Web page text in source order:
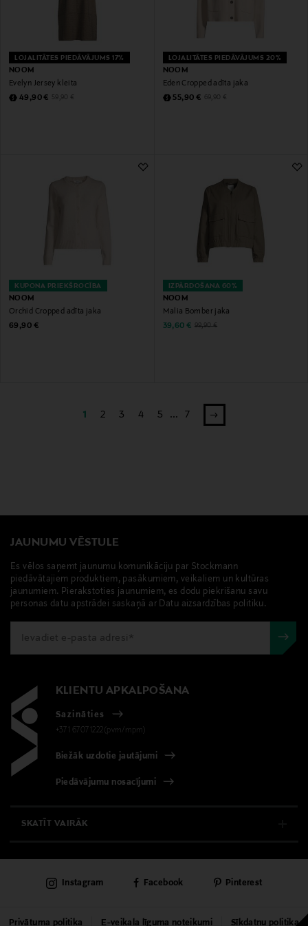
LOJALITĀTES PIEDĀVĀJUMS 17%
NOOM
Evelyn Jersey kleita
Discounted Price
49,90 € Original Price
59,90 €
LOJALITĀTES PIEDĀVĀJUMS 20%
NOOM
Eden Cropped adīta jaka
Discounted Price
55,90 € Original Price
69,90 €
KUPONA PRIEKŠROCĪBA
NOOM
Orchid Cropped adīta jaka
Original Price
69,90 €
IZPĀRDOŠANA 60%
NOOM
Malia Bomber jaka
Discounted Price
39,60 € Original Price
99,90 €
1 2 3 4 5 ... 7
JAUNUMU VĒSTULE
Es vēlos saņemt jaunumu komunikāciju par Stockmann
piedāvātajiem produktiem, pasākumiem, veikaliem un kultūras
jaunumiem. Pierakstoties jaunumiem, es dodu piekrišanu savu
personas datu apstrādei saskaņā ar Datu aizsardzības politiku.
KLIENTU APKALPOŠANA
Sazināties
+371 67071222(pvm/mpm)
Biežāk uzdotie jautājumi
Piedāvājumu nosacījumi
SKATĪT VAIRĀK
KLIENTU APKALPOŠANA
UNIVERSĀLVEIKALS
Privātuma politika E-veikala līguma noteikumi Sīkdatņu politika
Instagram Facebook Pinterest